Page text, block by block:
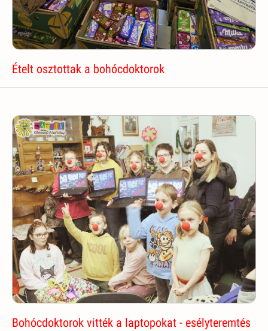
Ételt osztottak a bohócdoktorok
Bohócdoktorok vitték a laptopokat - esélyteremtés